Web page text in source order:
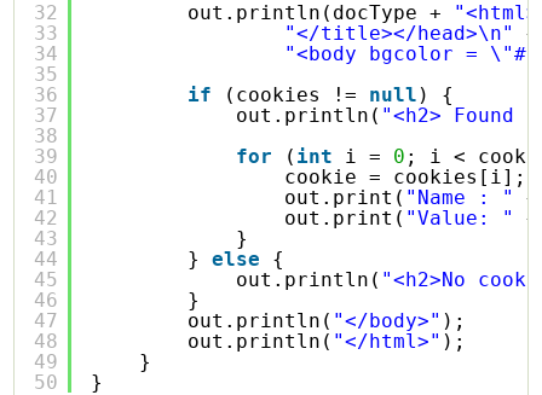
32
33
34
35
36
37
38
39
40
41
42
43
44
45
46
47
48
49
50
out.println(docType +
"</title></head>\n"
+
"<body bgcolor =
if
(cookies != null ) {
out.println( "<h2> Found
for
( int i = 0 ; i <
cookie = cookies[i];
out.print( "Name : "
out.print( "Value: "
}
} else
{
out.println( "<h2>No
}
out.println( "</body>" );
out.println( "</html>" );
}
}